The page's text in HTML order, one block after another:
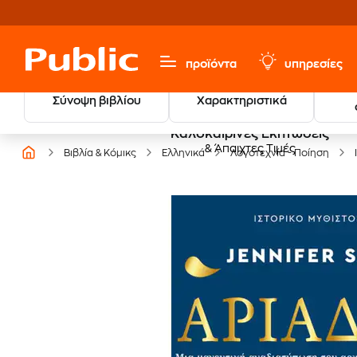
προϊόντα υπηρεσίες
Σύνοψη βιβλίου Χαρακτηριστικά
Καλοκαιρινές Εκπτώσεις
& Άπαιχτες Τιμές
Βιβλία & Κόμικς Ελληνικά Λογοτεχνία - Ποίηση